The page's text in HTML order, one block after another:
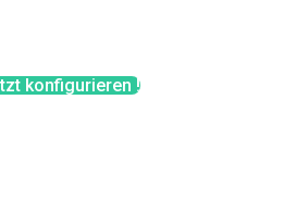
konfigurieren !